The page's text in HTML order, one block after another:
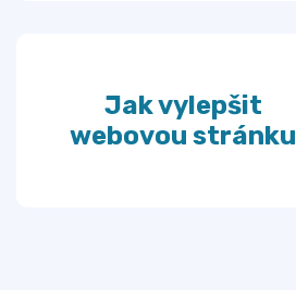
Jak vylepšit
webovou stránku